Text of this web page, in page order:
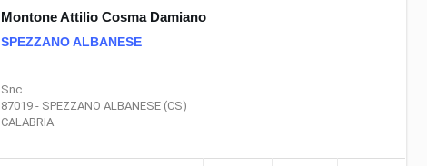
Montone Attilio Cosma Damiano
SPEZZANO ALBANESE
Snc
87019 - SPEZZANO ALBANESE (CS)
CALABRIA